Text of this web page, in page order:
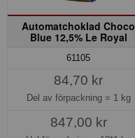
Automatchoklad Choco
Blue 12,5% Le Royal
61105
84,70 kr
Del av förpackning = 1 kg
847,00 kr